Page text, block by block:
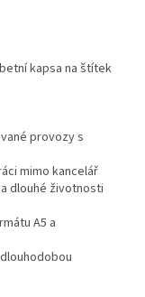
kapsa na štítek
provozy s
mimo kancelář
dlouhé životnosti
A5 a